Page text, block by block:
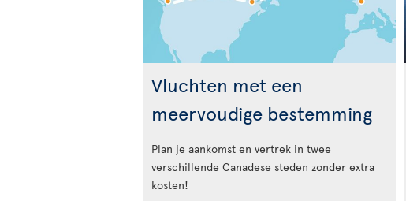
Vluchten met een
meervoudige bestemming
Plan je aankomst en vertrek in twee
verschillende Canadese steden zonder extra
kosten!